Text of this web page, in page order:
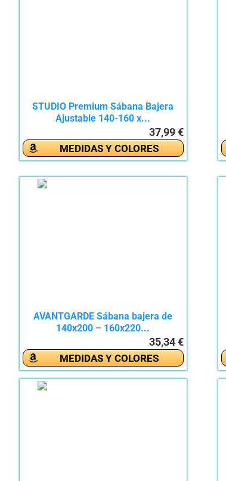
STUDIO Premium Sábana Bajera
Ajustable 140-160 x...
37,99 €
MEDIDAS Y COLORES
AVANTGARDE Sábana bajera de
140x200 – 160x220...
35,34 €
MEDIDAS Y COLORES